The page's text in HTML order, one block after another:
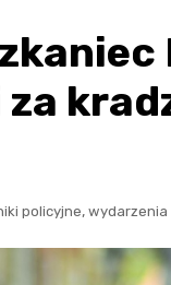
policyjne, wydarzenia